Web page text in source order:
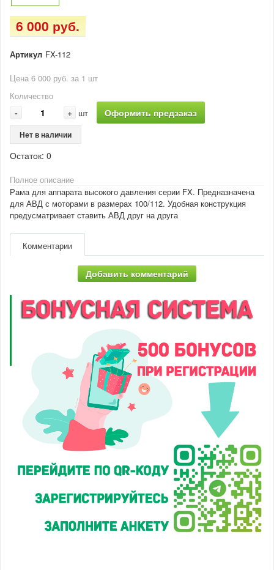
6 000 руб.
Артикул FX-112
Цена 6 000 руб. за 1 шт
Количество
- + шт Оформить предзаказ
Нет в наличии
Остаток: 0
Полное описание
Рама для аппарата высокого давления серии FX. Предназначена
для АВД с моторами в размерах 100/112. Удобная конструкция
предусматривает ставить АВД друг на друга
Комментарии
Добавить комментарий